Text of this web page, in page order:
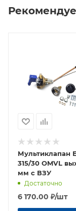
Мультиклапан
315/30 OMVL
мм с ВЗУ
Достаточно
6 170.00 ₽/шт